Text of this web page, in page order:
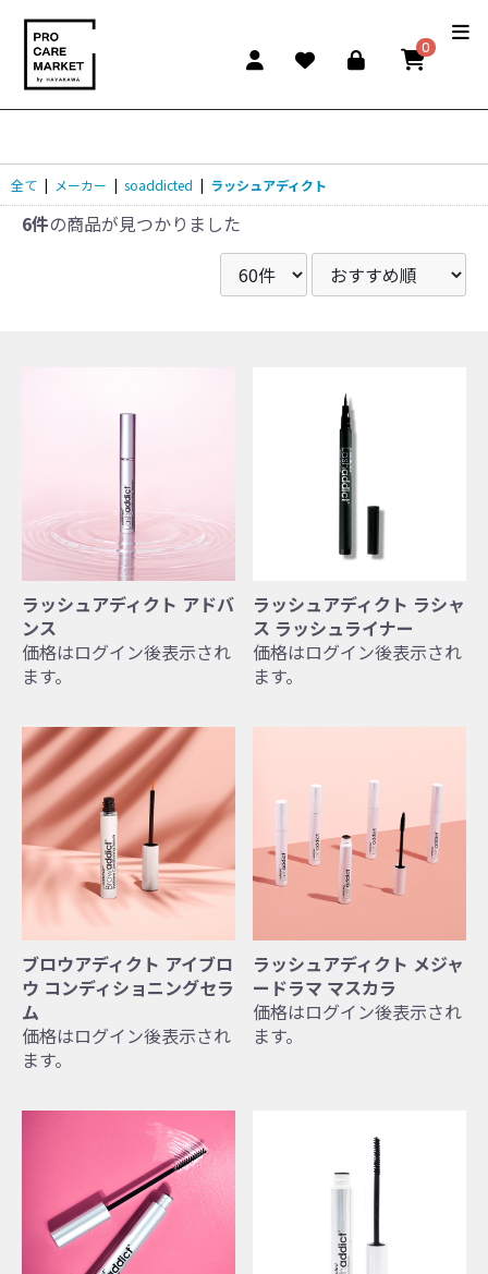
0
全て | メーカー | soaddicted | ラッシュアディクト
6件の商品が見つかりました
ラッシュアディクト アドバ
ンス
価格はログイン後表示され
ます。
ラッシュアディクト ラシャ
ス ラッシュライナー
価格はログイン後表示され
ます。
ブロウアディクト アイブロ
ウ コンディショニングセラ
ム
価格はログイン後表示され
ます。
ラッシュアディクト メジャ
ードラマ マスカラ
価格はログイン後表示され
ます。